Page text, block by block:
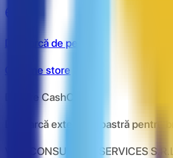
Descarcă de pe
Chrome store
Despre CashClub
Descarcă extensia noastră pentru
VAN CONSULTING SERVICES S.R.L.